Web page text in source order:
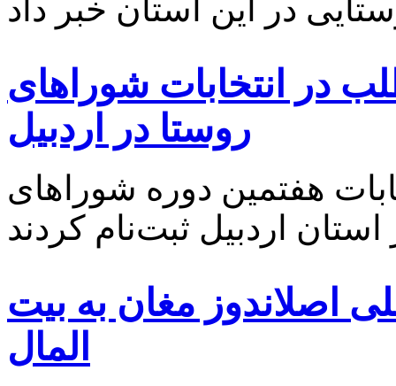
از ۵۰۰۰ داوطلب در انتخابات شوراهای
روستا در اردبیل
نفر درانتخابات هفتمین دوره شوراهای
ملی اصلاندوز مغان به بیت
المال